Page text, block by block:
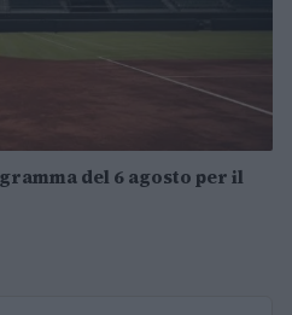
del 6 agosto per il